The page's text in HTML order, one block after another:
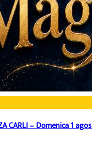
CARLI – Domenica 1